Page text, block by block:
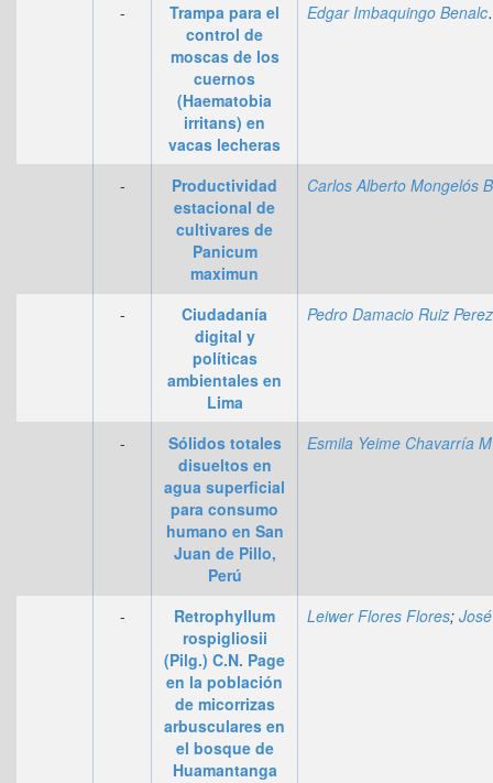
-
Trampa para el
control de
moscas de los
cuernos
(Haematobia
irritans) en
vacas lecheras
-
Productividad
estacional de
cultivares de
Panicum
maximun
-
Ciudadanía
digital y
políticas
ambientales en
Lima
-
Sólidos totales
disueltos en
agua superficial
para consumo
humano en San
Juan de Pillo,
Perú
-
Retrophyllum
rospigliosii
(Pilg.) C.N. Page
en la población
de micorrizas
arbusculares en
el bosque de
Huamantanga
Leiwer Flores Flores; José Kalion Guerra Lu